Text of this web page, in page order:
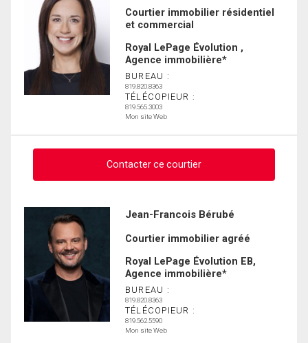
Courtier immobilier résidentiel
et commercial
Royal LePage Évolution ,
Agence immobilière*
BUREAU :
819.820.8363
TÉLÉCOPIEUR :
819.565.3003
Mon site Web
Contacter ce courtier
Demander des infos sur cette inscription
Prénom
Courriel
Téléphone
Jean-Francois Bérubé
Courtier immobilier agréé
Royal LePage Évolution EB,
Agence immobilière*
BUREAU :
819.820.8363
TÉLÉCOPIEUR :
819.562.5590
Mon site Web